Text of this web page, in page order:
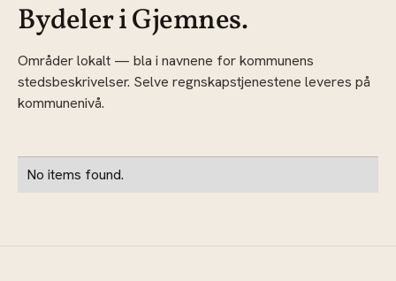
Bydeler i Gjemnes.
Områder lokalt — bla i navnene for kommunens
stedsbeskrivelser. Selve regnskapstjenestene leveres på
kommunenivå.
No items found.